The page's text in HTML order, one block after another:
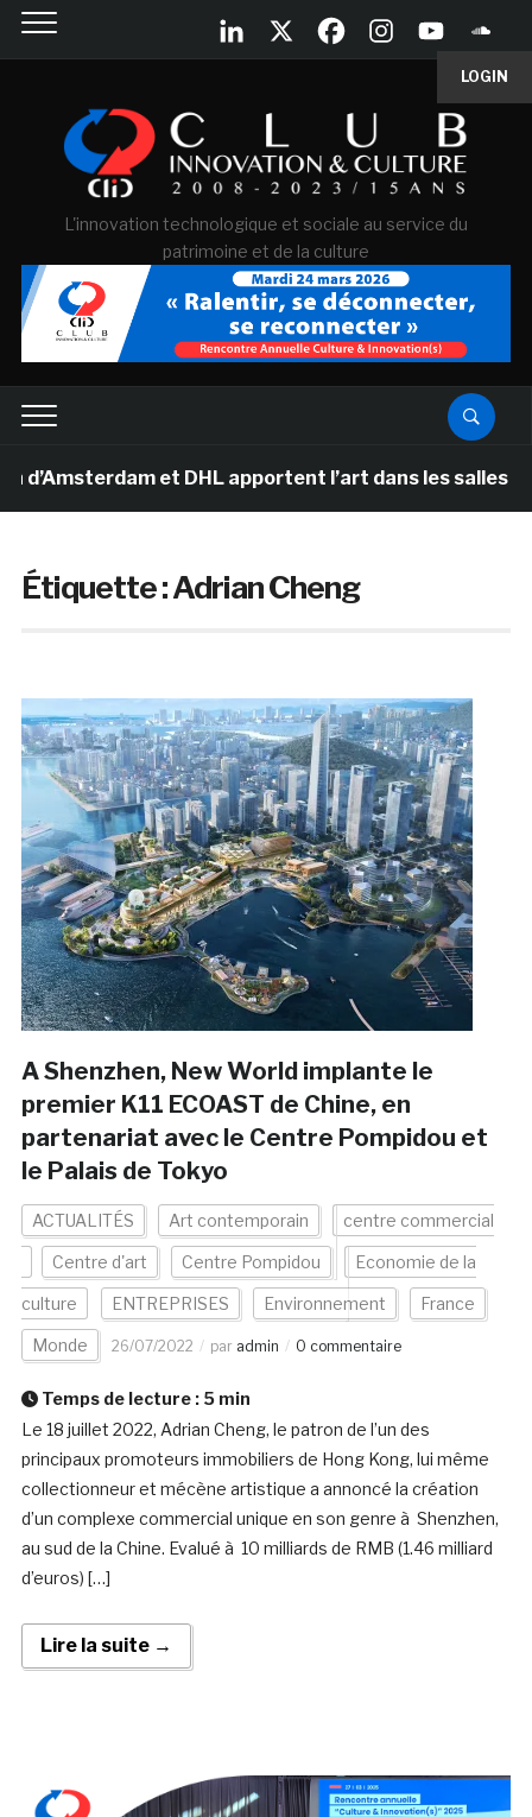
LOGIN
L'innovation technologique et sociale au service du
patrimoine et de la culture
et DHL apportent l’art dans les salles de
Étiquette :Adrian Cheng
A Shenzhen, New World implante le
premier K11 ECOAST de Chine, en
partenariat avec le Centre Pompidou et
le Palais de Tokyo
ACTUALITÉS Art contemporain centre commercial
Centre d'art Centre Pompidou Economie de la
culture ENTREPRISES Environnement France
Monde 26/07/2022 par admin 0 commentaire
Temps de lecture : 5 min
Le 18 juillet 2022, Adrian Cheng, le patron de l’un des
principaux promoteurs immobiliers de Hong Kong, lui même
collectionneur et mécène artistique a annoncé la création
d’un complexe commercial unique en son genre à Shenzhen,
au sud de la Chine. Evalué à 10 milliards de RMB (1.46 milliard
d’euros) […]
Lire la suite →